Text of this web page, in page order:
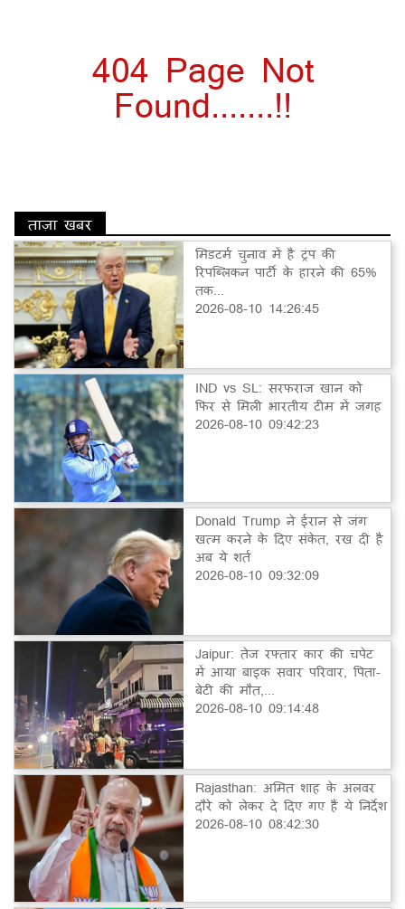
404 Page Not
Found.......!!
ताज़ा खबर
मिडटर्म चुनाव में है ट्रंप की
रिपब्लिकन पार्टी के हारने की 65%
तक...
2026-08-10 14:26:45
IND vs SL: सरफराज खान को
फिर से मिली भारतीय टीम में जगह
2026-08-10 09:42:23
Donald Trump ने ईरान से जंग
खत्म करने के दिए संकेत, रख दी है
अब ये शर्त
2026-08-10 09:32:09
Jaipur: तेज रफ्तार कार की चपेट
में आया बाइक सवार परिवार, पिता-
बेटी की मौत,...
2026-08-10 09:14:48
Rajasthan: अमित शाह के अलवर
दौरे को लेकर दे दिए गए हैं ये निर्देश
2026-08-10 08:42:30